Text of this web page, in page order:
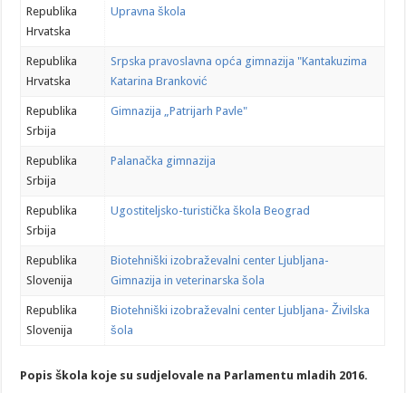
Republika
Hrvatska
Upravna škola
Republika
Hrvatska
Srpska pravoslavna opća gimnazija "Kantakuzima
Katarina Branković
Republika
Srbija
Gimnazija „Patrijarh Pavle"
Republika
Srbija
Palanačka gimnazija
Republika
Srbija
Ugostiteljsko-turistička škola Beograd
Republika
Slovenija
Biotehniški izobraževalni center Ljubljana-
Gimnazija in veterinarska šola
Republika
Slovenija
Biotehniški izobraževalni center Ljubljana- Živilska
šola
Popis škola koje su sudjelovale na Parlamentu mladih 2016.